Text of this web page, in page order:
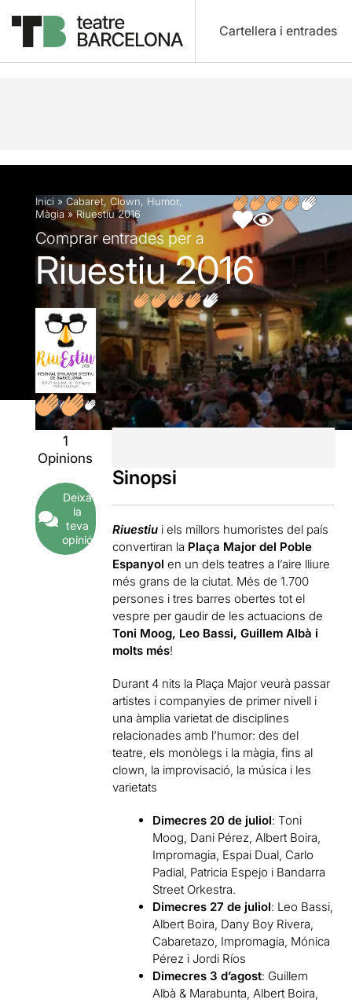
Cartellera i entrades
Descripció Fitxa artística Opinions Articles
Inici » Cabaret, Clown, Humor,
Màgia»Riuestiu 2016
Comprar entrades per a
Riuestiu 2016
1
Opinions
Deixa
la
teva
opinió
Sinopsi
Riuestiu i els millors humoristes del país
convertiran la Plaça Major del Poble
Espanyol en un dels teatres a l’aire lliure
més grans de la ciutat. Més de 1.700
persones i tres barres obertes tot el
vespre per gaudir de les actuacions de
Toni Moog, Leo Bassi, Guillem Albà i
molts més!
Durant 4 nits la Plaça Major veurà passar
artistes i companyies de primer nivell i
una àmplia varietat de disciplines
relacionades amb l’humor: des del
teatre, els monòlegs i la màgia, fins al
clown, la improvisació, la música i les
varietats
Dimecres 20 de juliol: Toni
Moog, Dani Pérez, Albert Boira,
Impromagia, Espai Dual, Carlo
Padial, Patricia Espejo i Bandarra
Street Orkestra.
Dimecres 27 de juliol: Leo Bassi,
Albert Boira, Dany Boy Rivera,
Cabaretazo, Impromagia, Mónica
Pérez i Jordi Ríos
Dimecres 3 d’agost: Guillem
Albà & Marabunta, Albert Boira,